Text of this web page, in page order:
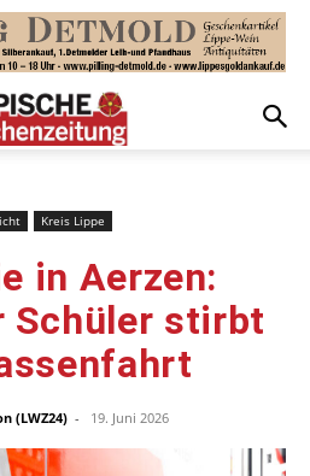
Kreis Lippe
in Aerzen:
Schüler stirbt
(LWZ24) - 19. Juni 2026